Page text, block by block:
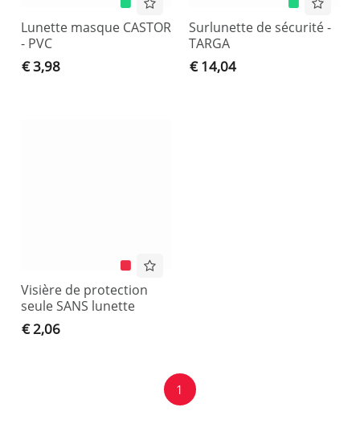
Lunette masque CASTOR
- PVC
€ 3,98
Surlunette de sécurité -
TARGA
€ 14,04
Visière de protection
seule SANS lunette
€ 2,06
1